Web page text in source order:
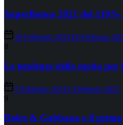
SuperBonus 2021 del
18 Febbraio 202118 Febbraio
8
Le tendenze della moda
5 Febbraio 2021 5 Febbraio 2021
9
Dolce & Gabbana e il